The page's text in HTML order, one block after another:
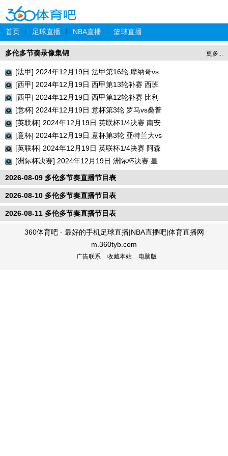
首页 足球直播 NBA直播 篮球直播
更多...
多伦多节奏录像集锦
[法甲] 2024年12月19日 法甲第16轮 摩纳哥vs
巴黎圣日耳曼 全场录像回放
[西甲] 2024年12月19日 西甲第13轮补赛 西班
牙人vs瓦伦西亚 全场录像回放
[西甲] 2024年12月19日 西甲第12轮补赛 比利
亚雷亚尔vs巴列卡诺 全场录像回放
[意杯] 2024年12月19日 意杯第3轮 罗马vs桑普
多利亚 全场录像回放
[英联杯] 2024年12月19日 英联杯1/4决赛 南安
普顿vs利物浦 全场录像回放
[意杯] 2024年12月19日 意杯第3轮 亚特兰大vs
切塞纳 全场录像回放
[英联杯] 2024年12月19日 英联杯1/4决赛 阿森
纳vs水晶宫 全场录像回放
[洲际杯决赛] 2024年12月19日 洲际杯决赛 皇
家马德里vs帕丘卡 全场录像回放
2026-08-09 多伦多节奏直播节目表
2026-08-10 多伦多节奏直播节目表
2026-08-11 多伦多节奏直播节目表
360体育吧 - 最好的手机足球直播|NBA直播吧|体育直播网
m.360tyb.com
广告联系 收藏本站 电脑版